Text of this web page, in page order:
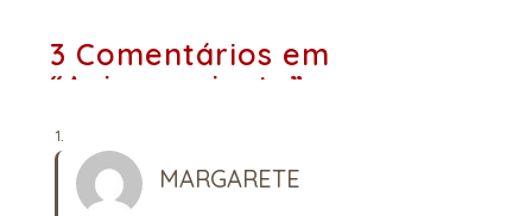
3 Comentários em
“Aniversariante”
MARGARETE